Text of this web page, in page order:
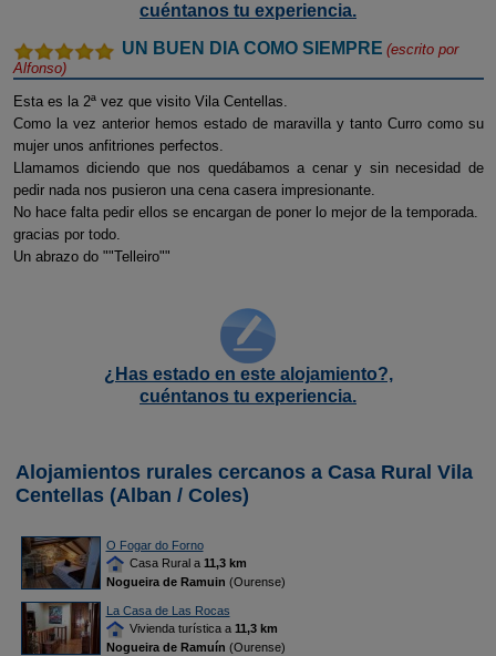
cuéntanos tu experiencia.
UN BUEN DIA COMO SIEMPRE (escrito por
Alfonso)
Esta es la 2ª vez que visito Vila Centellas.
Como la vez anterior hemos estado de maravilla y tanto Curro como su
mujer unos anfitriones perfectos.
Llamamos diciendo que nos quedábamos a cenar y sin necesidad de
pedir nada nos pusieron una cena casera impresionante.
No hace falta pedir ellos se encargan de poner lo mejor de la temporada.
gracias por todo.
Un abrazo do ""Telleiro""
¿Has estado en este alojamiento?,
cuéntanos tu experiencia.
Alojamientos rurales cercanos a Casa Rural Vila
Centellas (Alban / Coles)
O Fogar do Forno
Casa Rural a 11,3 km
Nogueira de Ramuin (Ourense)
La Casa de Las Rocas
Vivienda turística a 11,3 km
Nogueira de Ramuín (Ourense)